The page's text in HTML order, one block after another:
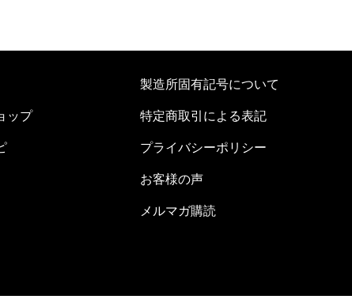
ップ
製造所固有記号について
特定商取引による表記
プライバシーポリシー
お客様の声
メルマガ購読